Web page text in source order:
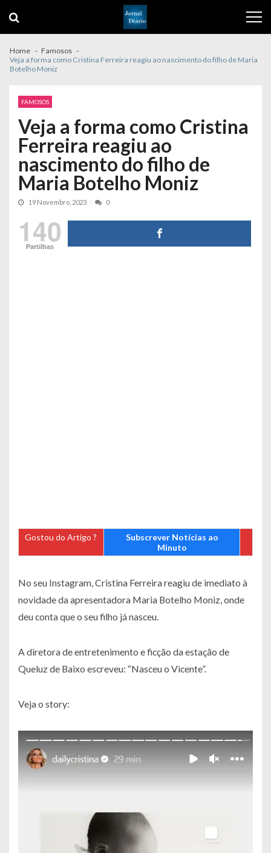
navigation
content
Home
Famosos
Veja a forma como Cristina Ferreira reagiu ao nascimento do filho de Maria
Botelho Moniz
FAMOSOS
Veja a forma como Cristina
Ferreira reagiu ao
nascimento do filho de
Maria Botelho Moniz
19 Novembro, 2023 0
140
Partilhas
Gostou do Artigo ?
Subscrever Notícias ao
Minuto
No seu Instagram, Cristina Ferreira reagiu de imediato à
novidade da apresentadora Maria Botelho Moniz, onde
deu conta que o seu filho já nasceu.
A diretora de entretenimento e ficção da estação de
Queluz de Baixo escreveu: “Nasceu o Vicente”.
Veja o story: